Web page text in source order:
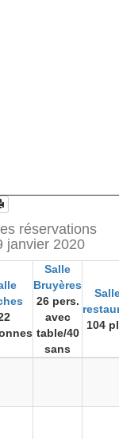
Salle
Bruyères
26 pers.
avec
table/40
sans
104
réservations
janvier 2020